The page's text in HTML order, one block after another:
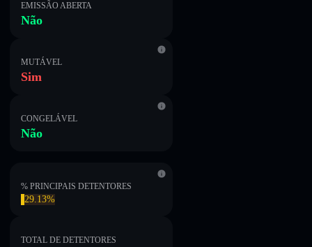
EMISSÃO ABERTA
Não
MUTÁVEL
Sim
CONGELÁVEL
Não
% PRINCIPAIS DETENTORES
29.13%
TOTAL DE DETENTORES